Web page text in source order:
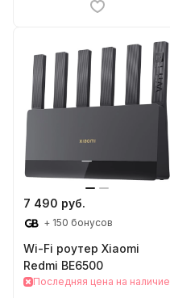
7 490 руб.
+ 150 бонусов
Wi-Fi роутер Xiaomi
Redmi BE6500
Последняя цена на наличие